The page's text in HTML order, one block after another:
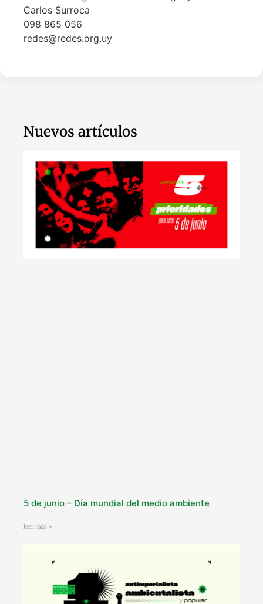
Carlos Surroca
098 865 056
redes@redes.org.uy
Nuevos artículos
5 de junio – Día mundial del medio ambiente
leer más »